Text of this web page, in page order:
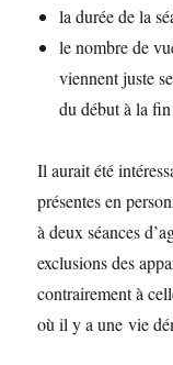
la durée de la
le nombre de
viennent juste
du début à la
Il aurait été
présentes en
à deux séances
exclusions des
contrairement à
où il y a une vie